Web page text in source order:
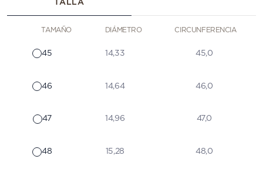
TAMAÑO DIÁMETRO CIRCUNFERENCIA
45 14,33 45,0
46 14,64 46,0
47 14,96 47,0
48 15,28 48,0